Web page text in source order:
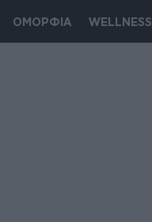
ΟΜΟΡΦΙΑ WELLNESS